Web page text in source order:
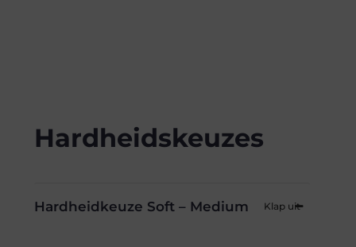
Hardheidskeuzes
Hardheidkeuze Soft – Medium